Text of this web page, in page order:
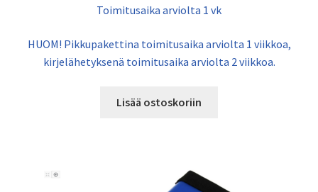
Toimitusaika arviolta 1 vk
HUOM! Pikkupakettina toimitusaika arviolta 1 viikkoa,
kirjelähetyksenä toimitusaika arviolta 2 viikkoa.
Lisää ostoskoriin